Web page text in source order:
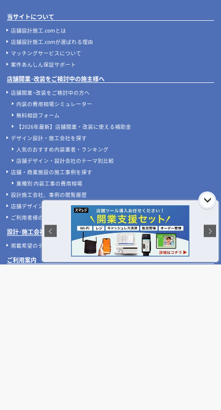
当サイトについて
店舗設計施工.comとは
店舗設計施工.comが選ばれる理由
マッチングサービスについて
案件あんしん保証サポート
店舗開業･改装をご検討中の施主様へ
店舗開業･改装をご検討中の方へ
内装の費用相場シミュレーター
無料相談フォーム
【2026年最新】店舗開業・改装に使える補助金
デザイン設計・施工会社を探す
人気のおすすめ内装業者・ランキング
店舗デザイン・設計会社のテーマ別比較
店舗・商業施設の施工事例を探す
業種別 内装工事の費用相場
設計施工会社、事例の閲覧履歴
店舗デザインのプロに聞いてみた！
ご利用者様の声
設計･施工会社様へ
掲載希望のデザイン設計･施工会社様へ
ご利用案内